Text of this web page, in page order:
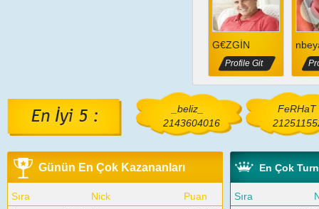
G€ZGİN
Profile Git
_beliz_
2143604016
FeRHaT
Günün En Çok Kazananları
Sıra Nick Puan
En Çok
Sıra